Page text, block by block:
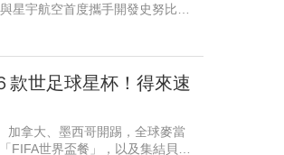
星宇航空首度攜手開發史努比限
構、共19款限量福袋選擇，
款世足球星杯！得來速
加拿大、墨西哥開踢，全球麥當
FIFA世界盃餐」，以及集結貝克